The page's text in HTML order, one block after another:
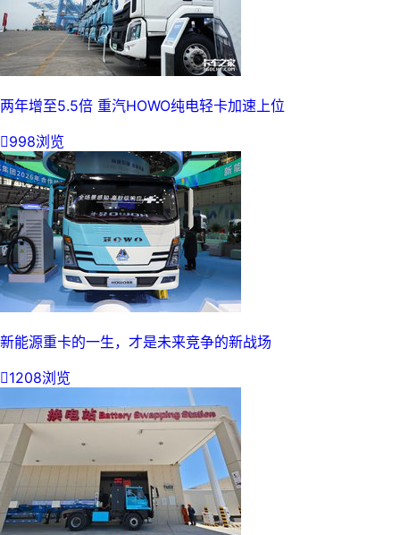
两年增至5.5倍 重汽HOWO纯电轻卡加速上位
998浏览
新能源重卡的一生，才是未来竞争的新战场
1208浏览